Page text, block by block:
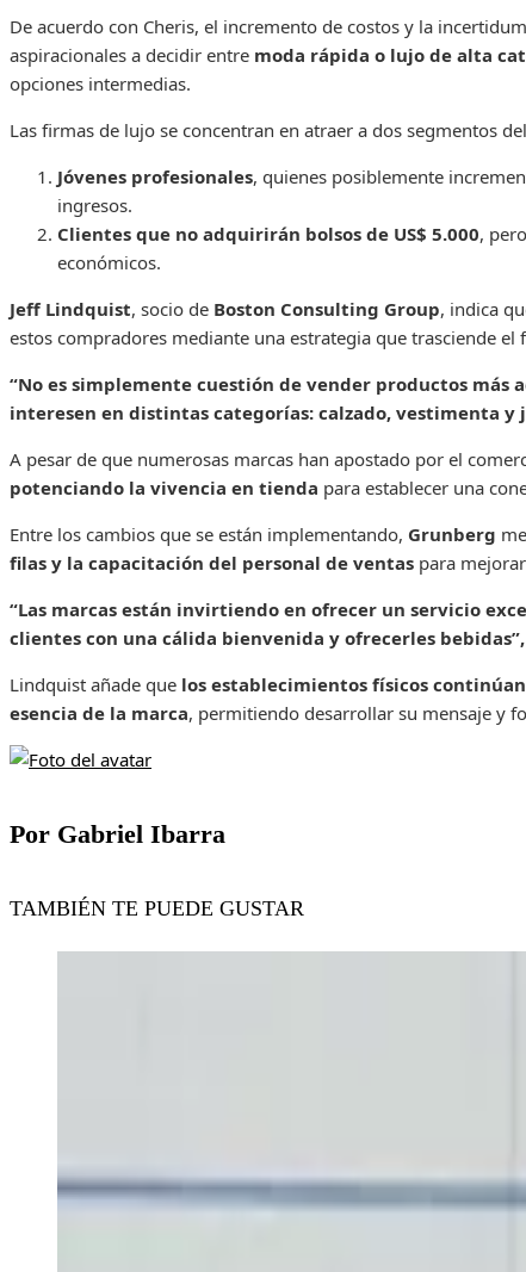
De acuerdo con Cheris, el incremento de costos y la
aspiracionales a decidir entre moda rápida o lujo de alta
opciones intermedias.
Las firmas de lujo se concentran en atraer a dos segmentos
Jóvenes profesionales, quienes posiblemente
ingresos.
Clientes que no adquirirán bolsos de US$ 5.000,
económicos.
Jeff Lindquist, socio de Boston Consulting Group, indica
estos compradores mediante una estrategia que trasciende el
“No es simplemente cuestión de vender productos más
interesen en distintas categorías: calzado, vestimenta y
A pesar de que numerosas marcas han apostado por el
potenciando la vivencia en tienda para establecer una
Entre los cambios que se están implementando, Grunberg
filas y la capacitación del personal de ventas para
“Las marcas están invirtiendo en ofrecer un servicio
clientes con una cálida bienvenida y ofrecerles bebidas”,
Lindquist añade que los establecimientos físicos
esencia de la marca, permitiendo desarrollar su mensaje y
Por Gabriel Ibarra
TAMBIÉN TE PUEDE GUSTAR